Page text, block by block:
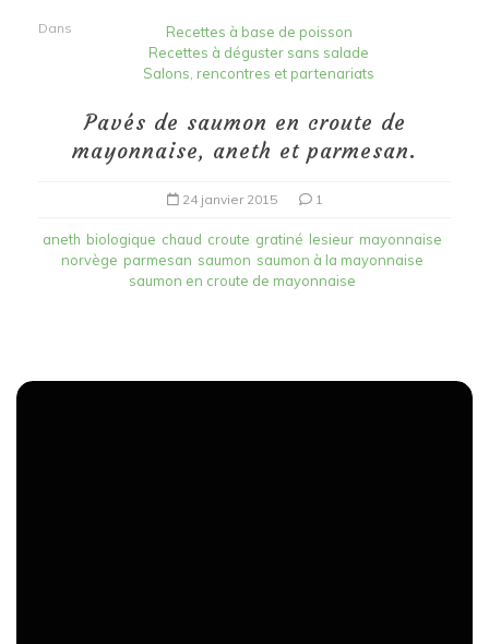
Dans
Recettes à base de poisson
Recettes à déguster sans salade
Salons, rencontres et partenariats
Pavés de saumon en croute de
mayonnaise, aneth et parmesan.
24 janvier 2015 1
aneth biologique chaud croute gratiné lesieur mayonnaise
norvège parmesan saumon saumon à la mayonnaise
saumon en croute de mayonnaise